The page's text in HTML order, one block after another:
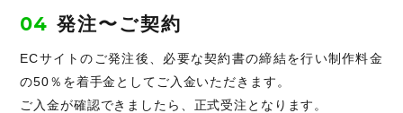
04 発注〜ご契約
ECサイトのご発注後、必要な契約書の締結を行い制作料金
の50％を着手金としてご入金いただきます。
ご入金が確認できましたら、正式受注となります。